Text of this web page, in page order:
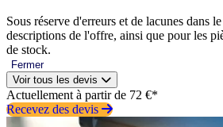
Sous réserve d'erreurs et de lacunes dans
descriptions de l'offre, ainsi que pour les
de stock.
Fermer
Voir tous les devis
Actuellement à partir de 72 €*
Recevez des devis